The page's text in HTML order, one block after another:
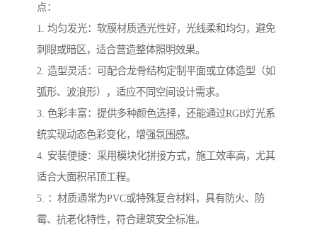
点：
1. 均匀发光：软膜材质透光性好，光线柔和均匀，避免
刺眼或暗区，适合营造整体照明效果。
2. 造型灵活：可配合龙骨结构定制平面或立体造型（如
弧形、波浪形），适应不同空间设计需求。
3. 色彩丰富：提供多种颜色选择，还能通过RGB灯光系
统实现动态色彩变化，增强氛围感。
4. 安装便捷：采用模块化拼接方式，施工效率高，尤其
适合大面积吊顶工程。
5. ：材质通常为PVC或特殊复合材料，具有防火、防
霉、抗老化特性，符合建筑安全标准。